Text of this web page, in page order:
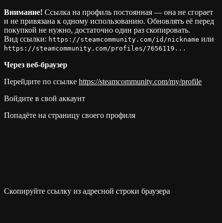
Внимание! Ссылка на профиль постоянная — она не сгорает
и не привязана к одному использованию. Обновлять её перед
покупкой не нужно, достаточно один раз скопировать.
Вид ссылки: https://steamcommunity.com/id/nickname или
https://steamcommunity.com/profiles/7656119...
Через веб-браузер
Перейдите по ссылке https://steamcommunity.com/my/profile
Войдите в свой аккаунт
Попадёте на страницу своего профиля
Скопируйте ссылку из адресной строки браузера